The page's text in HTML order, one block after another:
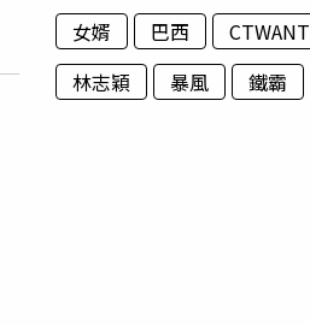
女婿 巴西
CTWANT
林志穎
暴風 鐵霸